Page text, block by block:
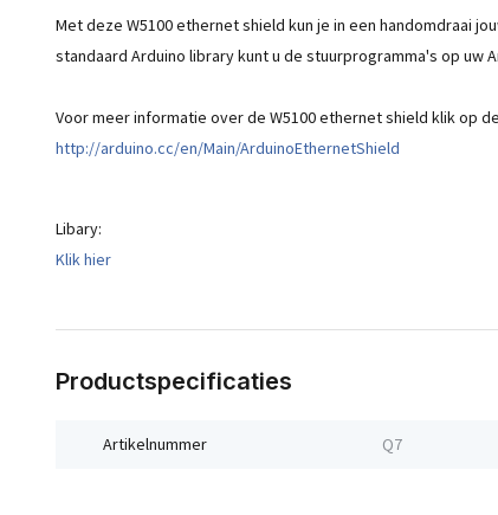
Met deze W5100 ethernet shield kun je in een handomdraai
standaard Arduino library kunt u de stuurprogramma's op uw
Voor meer informatie over de W5100 ethernet shield klik op
http://arduino.cc/en/Main/ArduinoEthernetShield
Libary:
Klik hier
Productspecificaties
Artikelnummer Q7